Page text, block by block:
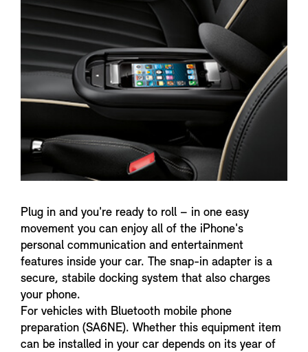
o
Plug in and you're ready to roll – in one easy
movement you can enjoy all of the iPhone's
personal communication and entertainment
features inside your car. The snap-in adapter is a
secure, stabile docking system that also charges
your phone.
For vehicles with Bluetooth mobile phone
preparation (SA6NE). Whether this equipment item
can be installed in your car depends on its year of